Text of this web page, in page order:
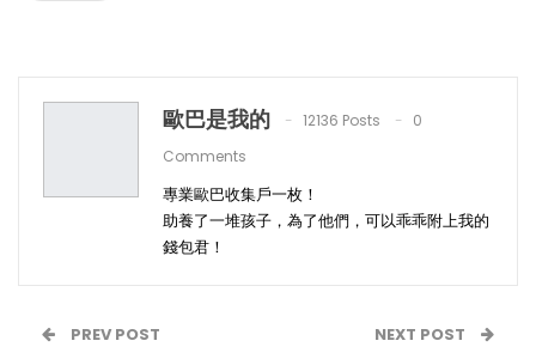
歐巴是我的 12136 Posts
0
Comments
專業歐巴收集戶一枚！
助養了一堆孩子，為了他們，可以乖乖附上我的
錢包君！
PREV POST NEXT POST